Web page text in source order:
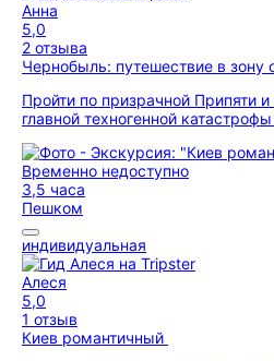
Анна
5,0
2 отзыва
Чернобыль: путешествие в зону
Пройти по призрачной Припяти
главной техногенной
Временно недоступно
3,5 часа
Пешком
индивидуальная
Алеся
5,0
1 отзыв
Киев романтичный